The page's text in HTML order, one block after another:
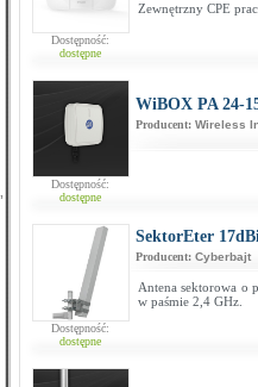
Dostępność:
dostępne
Zewnętrzny CPE
Dostępność:
dostępne
WiBOX PA 24-
Producent: Wireless
Dostępność:
dostępne
SektorEter
Producent: Cyberbajt
Antena sektorowa o
w paśmie 2,4 GHz.